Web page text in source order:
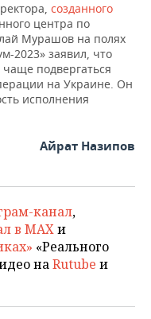
созданного
центра по
Мурашов на полях
2023» заявил, что
чаще подвергаться
на Украине. Он
исполнения
Айрат Назипов
канал,
в MAXи
«Реального
наRutube и